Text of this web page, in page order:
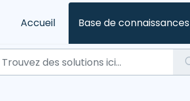
Accueil Base de connaissances